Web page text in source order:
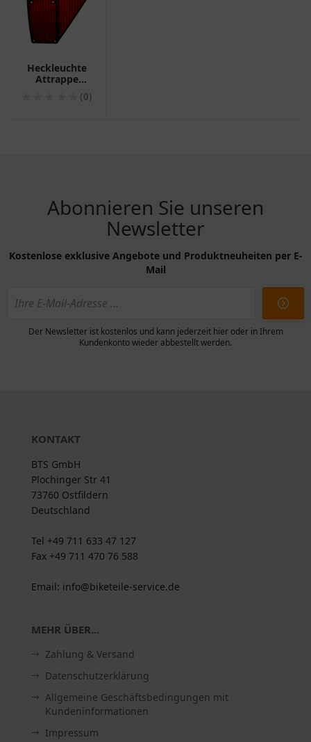
Heckleuchte
Attrappe
rechts BBS530
für Westfalia(0)
Abonnieren Sie unseren
Newsletter
Kostenlose exklusive Angebote und Produktneuheiten per E-
Mail
Der Newsletter ist kostenlos und kann jederzeit hier oder in Ihrem
Kundenkonto wieder abbestellt werden.
KONTAKT
BTS GmbH
Plochinger Str 41
73760 Ostfildern
Deutschland
Tel +49 711 633 47 127
Fax +49 711 470 76 588
Email: info@biketeile-service.de
MEHR ÜBER...
Zahlung & Versand
Datenschutzerklärung
Allgemeine Geschäftsbedingungen mit
Kundeninformationen
Impressum